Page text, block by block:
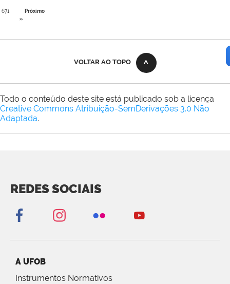
671
Próximo
»
VOLTAR AO TOPO
Todo o conteúdo deste site está publicado sob a licença
Creative Commons Atribuição-SemDerivações 3.0 Não
Adaptada.
REDES SOCIAIS
A UFOB
Instrumentos Normativos